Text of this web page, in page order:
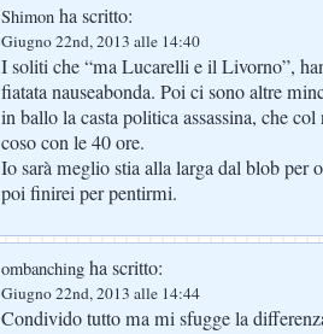
Shimon ha scritto:
Giugno 22nd, 2013 alle 14:40
I soliti che “ma Lucarelli e il Livorno”,
fiatata nauseabonda. Poi ci sono altre
in ballo la casta politica assassina, che
coso con le 40 ore.
Io sarà meglio stia alla larga dal blob per
poi finirei per pentirmi.
ombanching ha scritto:
Giugno 22nd, 2013 alle 14:44
Condivido tutto ma mi sfugge la